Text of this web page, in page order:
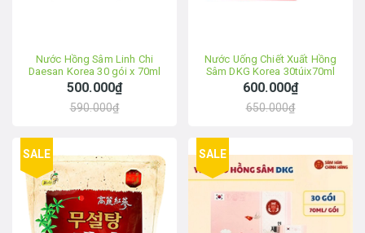
Nước Hồng Sâm Linh Chi
Daesan Korea 30 gói x 70ml
500.000₫
590.000₫
Nước Uống Chiết Xuất Hồng
Sâm DKG Korea 30túix70ml
600.000₫
650.000₫
SALE SALE